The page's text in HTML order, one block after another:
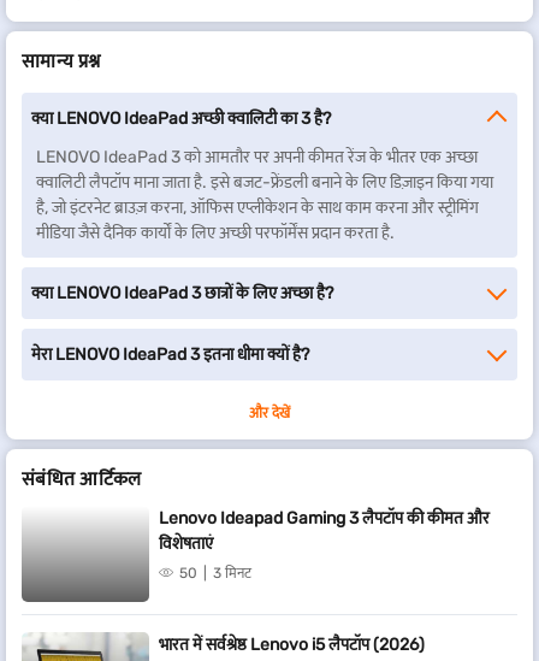
सामान्य प्रश्न
क्या LENOVO IdeaPad अच्छी क्वालिटी का 3 है?
LENOVO IdeaPad 3 को आमतौर पर अपनी कीमत रेंज के भीतर एक अच्छा
क्वालिटी लैपटॉप माना जाता है. इसे बजट-फ्रेंडली बनाने के लिए डिज़ाइन किया गया
है, जो इंटरनेट ब्राउज़ करना, ऑफिस एप्लीकेशन के साथ काम करना और स्ट्रीमिंग
मीडिया जैसे दैनिक कार्यों के लिए अच्छी परफॉर्मेंस प्रदान करता है.
क्या LENOVO IdeaPad 3 छात्रों के लिए अच्छा है?
मेरा LENOVO IdeaPad 3 इतना धीमा क्यों है?
और देखें
संबंधित आर्टिकल
Lenovo Ideapad Gaming 3 लैपटॉप की कीमत और
विशेषताएं
50 3 मिनट
भारत में सर्वश्रेष्ठ Lenovo i5 लैपटॉप (2026)